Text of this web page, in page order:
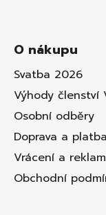
O nákupu
Svatba 2026
Výhody členství
Osobní odběry
Doprava a platba
Vrácení a
Obchodní